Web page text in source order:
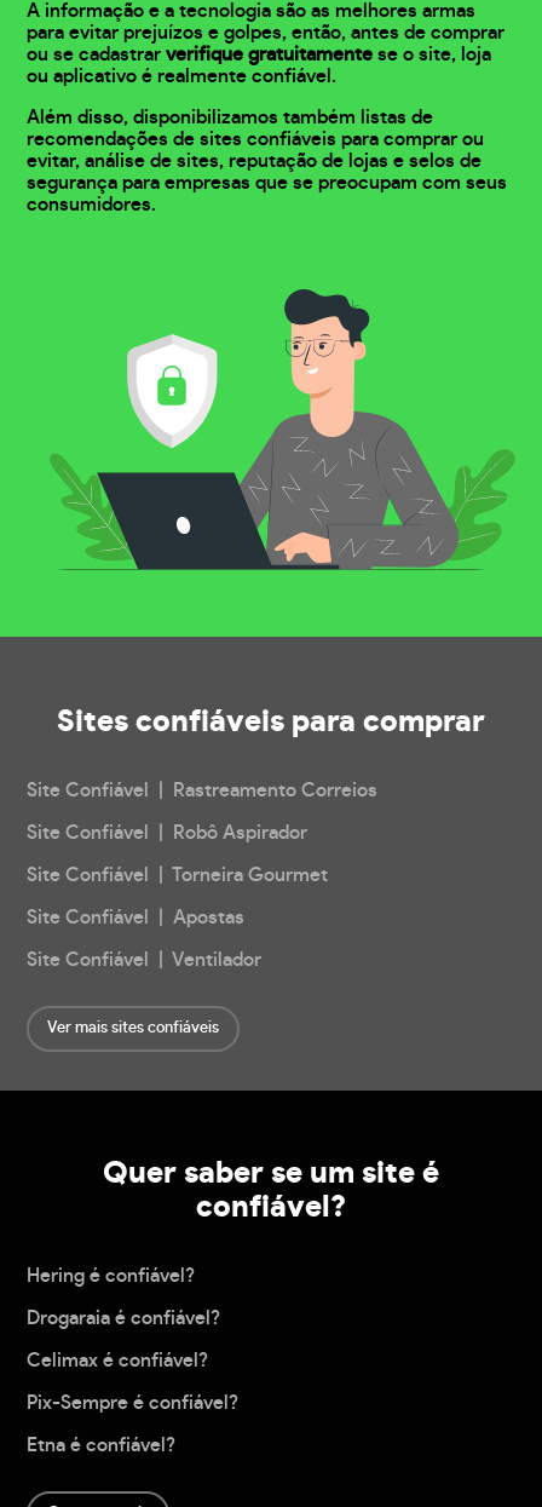
A informação e a tecnologia são as melhores armas
para evitar prejuízos e golpes, então, antes de comprar
ou se cadastrarverifique gratuitamente se o site, loja
ou aplicativo é realmente confiável.
Além disso, disponibilizamos também listas de
recomendações de sites confiáveis para comprar ou
evitar, análise de sites, reputação de lojas e selos de
segurança para empresas que se preocupam com seus
consumidores.
Sites confiáveis para comprar
Site Confiável | Rastreamento Correios
Site Confiável | Robô Aspirador
Site Confiável | Torneira Gourmet
Site Confiável | Apostas
Site Confiável | Ventilador
Ver mais sites confiáveis
Quer saber se um site é
confiável?
Hering é confiável?
Drogaraia é confiável?
Celimax é confiável?
Pix-Sempre é confiável?
Etna é confiável?